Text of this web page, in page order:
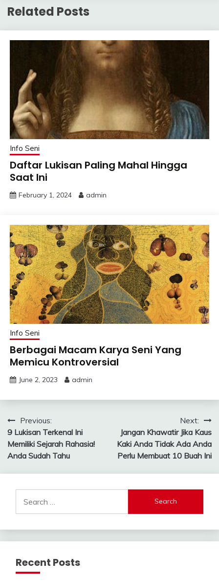
Related Posts
Info Seni
Daftar Lukisan Paling Mahal Hingga
Saat Ini
February 1, 2024 admin
Info Seni
Berbagai Macam Karya Seni Yang
Memicu Kontroversial
June 2, 2023 admin
Post
navigation
Previous:
9 Lukisan Terkenal Ini
Memiliki Sejarah Rahasia!
Anda Sudah Tahu
Next:
Jangan Khawatir Jika Kaus
Kaki Anda Tidak Ada Anda
Perlu Membuat 10 Buah Ini
for:
Recent Posts